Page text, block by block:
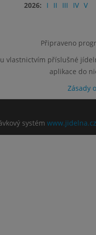
2026:
I II III IV V
Připraveno
vlastnictvím příslušné
aplikace do
Zásady
systém www.jidelna.cz